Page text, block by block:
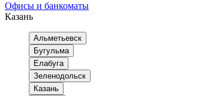
Офисы и банкоматы
Казань
Альметьевск
Бугульма
Елабуга
Зеленодольск
Казань